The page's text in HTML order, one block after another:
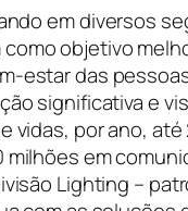
em diversos
objetivo
estar das
significativa e
vidas, por ano, até
milhões em
Lighting –